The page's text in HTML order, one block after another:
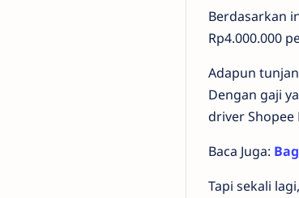
Berdasarkan
Rp4.000.000
Adapun
Dengan gaji
driver Shopee
Baca Juga:
Tapi sekali